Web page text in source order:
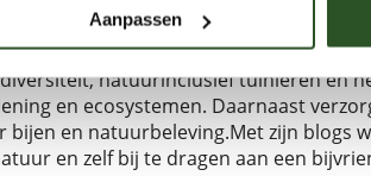
Aanpassen
bewuster om te gaan met natuur en
auteur deelt Jaap toegankelijke en
natuurinclusief tuinieren en
en ecosystemen. Daarnaast
bijen en natuurbeleving.Met zijn blogs
en zelf bij te dragen aan een